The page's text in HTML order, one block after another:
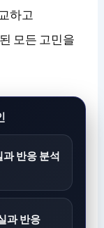
하고
모든 고민을
반응 분석
과 반응